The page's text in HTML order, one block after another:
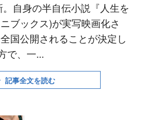
自身の半自伝小説『人生を
ブックス)が実写映画化さ
国公開されることが決定し
で、一...
記事全文を読む